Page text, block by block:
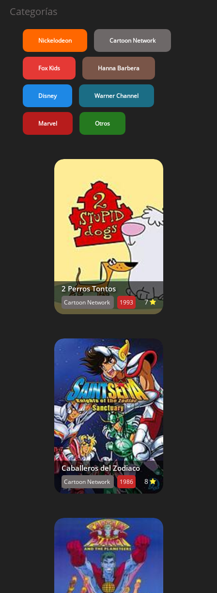
Categorías
Nickelodeon Cartoon Network
Fox Kids Hanna Barbera
Disney Warner Channel
Marvel Otros
2 Perros Tontos
Cartoon Network 1993 7
Caballeros del Zodiaco
Cartoon Network 1986 8